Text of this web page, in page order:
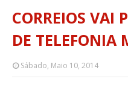
CORREIOS VAI
DE TELEFONIA
Sábado, Maio 10, 2014